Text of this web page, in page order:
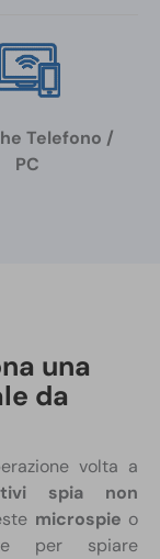
Telefono /
PC
una
da
volta a
spia non
microspie o
per spiare